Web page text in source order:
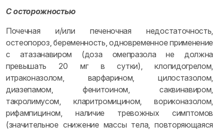
С осторожностью
Почечная и/или печеночная недостаточность,
остеопороз, беременность, одновременное применение
с атазанавиром (доза омепразола не должна
превышать 20 мг в сутки), клопидогрелом,
итраконазолом, варфарином, цилостазолом,
диазепамом, фенитоином, саквинавиром,
такролимусом, кларитромицином, вориконазолом,
рифампицином, наличие тревожных симптомов
(значительное снижение массы тела, повторяющаяся